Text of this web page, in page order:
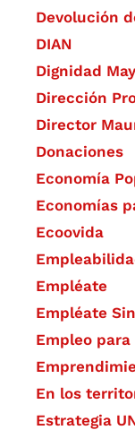
Devolución
DIAN
Dignidad
Dirección
Director
Donaciones
Economía
Economías
Ecoovida
Empléate
Empléate
Empleo
En los
Estrategia